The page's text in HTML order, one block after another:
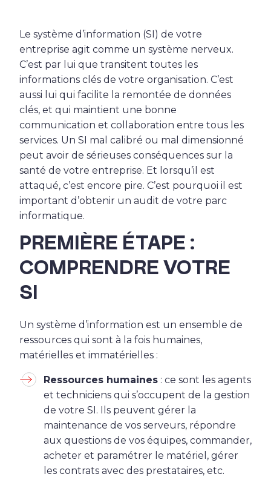
Le système d’information (SI) de votre
entreprise agit comme un système nerveux.
C’est par lui que transitent toutes les
informations clés de votre organisation. C’est
aussi lui qui facilite la remontée de données
clés, et qui maintient une bonne
communication et collaboration entre tous les
services. Un SI mal calibré ou mal dimensionné
peut avoir de sérieuses conséquences sur la
santé de votre entreprise. Et lorsqu’il est
attaqué, c’est encore pire. C’est pourquoi il est
important d’obtenir un audit de votre parc
informatique.
PREMIÈRE ÉTAPE :
COMPRENDRE VOTRE
SI
Un système d’information est un ensemble de
ressources qui sont à la fois humaines,
matérielles et immatérielles :
Ressources humaines : ce sont les agents
et techniciens qui s’occupent de la gestion
de votre SI. Ils peuvent gérer la
maintenance de vos serveurs, répondre
aux questions de vos équipes, commander,
acheter et paramétrer le matériel, gérer
les contrats avec des prestataires, etc.